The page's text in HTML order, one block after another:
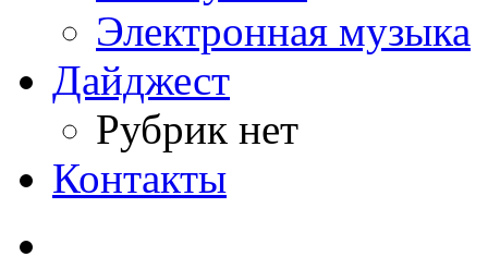
Электронная музыка
Дайджест
Рубрик нет
Контакты